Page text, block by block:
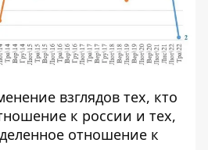
взглядов тех, кто
к россии и тех,
отношение к